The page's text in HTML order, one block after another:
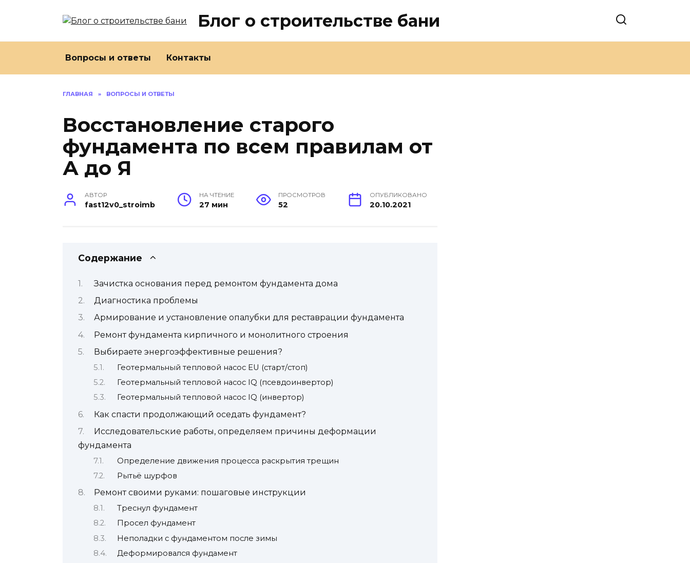
Блог о строительстве бани
Вопросы и ответы Контакты
ГЛАВНАЯ » ВОПРОСЫ И ОТВЕТЫ
Восстановление старого
фундамента по всем правилам от
А до Я
АВТОР
fast12v0_stroimb
НА ЧТЕНИЕ
27 мин
ПРОСМОТРОВ
52
ОПУБЛИКОВАНО
20.10.2021
Содержание
Зачистка основания перед ремонтом фундамента дома
Диагностика проблемы
Армирование и установление опалубки для реставрации фундамента
Ремонт фундамента кирпичного и монолитного строения
Выбираете энергоэффективные решения?
Геотермальный тепловой насос EU (старт/стоп)
Геотермальный тепловой насос IQ (псевдоинвертор)
Геотермальный тепловой насос IQ (инвертор)
Как спасти продолжающий оседать фундамент?
Исследовательские работы, определяем причины деформации
фундамента
Определение движения процесса раскрытия трещин
Рытьё шурфов
Ремонт своими руками: пошаговые инструкции
Треснул фундамент
Просел фундамент
Неполадки с фундаментом после зимы
Деформировался фундамент